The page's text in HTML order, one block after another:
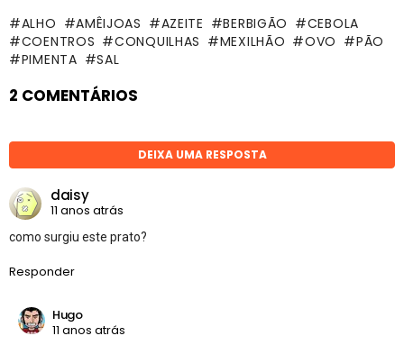
ALHO AMÊIJOAS AZEITE BERBIGÃO
CEBOLA
COENTROS
CONQUILHAS MEXILHÃO OVO
PÃO
PIMENTA
SAL
2 COMENTÁRIOS
DEIXA UMA RESPOSTA
daisy
11 anos atrás
como surgiu este prato?
Responder
Hugo
11 anos atrás